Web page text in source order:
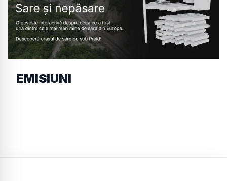
EMISIUNI